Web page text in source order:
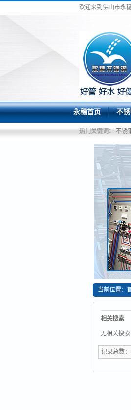
欢迎来到佛山市永
永穗首页 不
热门关键词： 不锈
当前位置：
相关搜索
无相关搜索
记录总数